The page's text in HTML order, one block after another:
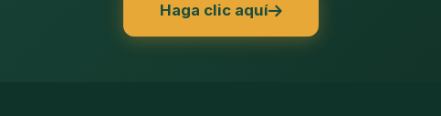
Haga clic aquí